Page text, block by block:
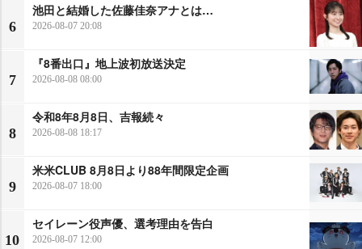
6
池田と結婚した佐藤佳奈アナとは…
2026-08-07 20:08
7
『8番出口』地上波初放送決定
2026-08-08 08:00
8
令和8年8月8日、吉報続々
2026-08-08 18:17
9
米米CLUB 8月8日より88年間限定企画
2026-08-07 18:00
10
セイレーン役声優、選考理由を告白
2026-08-07 12:00